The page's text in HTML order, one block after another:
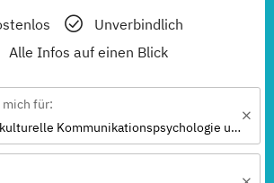
Unverbindlich
Alle Infos auf einen Blick
für:
Bachelor - Interkulturelle Kommunikationspsychologie und internationale Beziehungen